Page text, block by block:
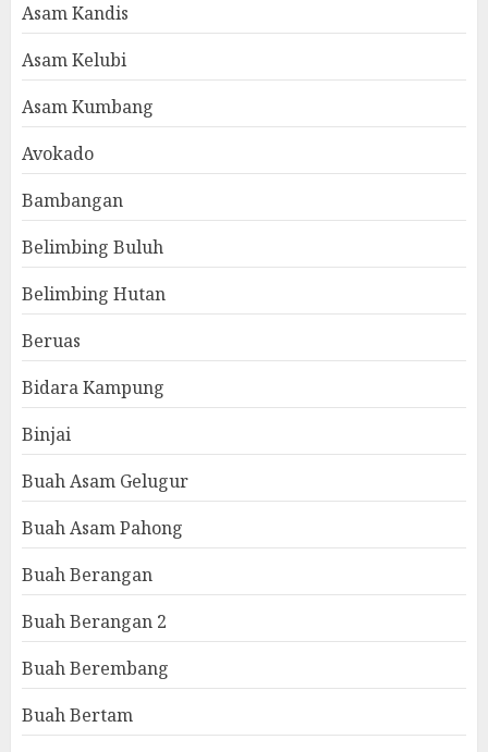
Asam Kandis
Asam Kelubi
Asam Kumbang
Avokado
Bambangan
Belimbing Buluh
Belimbing Hutan
Beruas
Bidara Kampung
Binjai
Buah Asam Gelugur
Buah Asam Pahong
Buah Berangan
Buah Berangan 2
Buah Berembang
Buah Bertam